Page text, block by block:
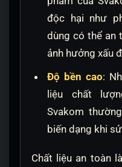
độc hại như
dùng có thể an
ảnh hưởng xấu
Độ bền cao:
liệu chất
Svakom
biến dạng khi
Chất liệu an toàn